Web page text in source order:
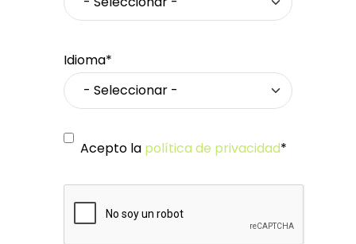
Idioma*
Acepto la política de privacidad*